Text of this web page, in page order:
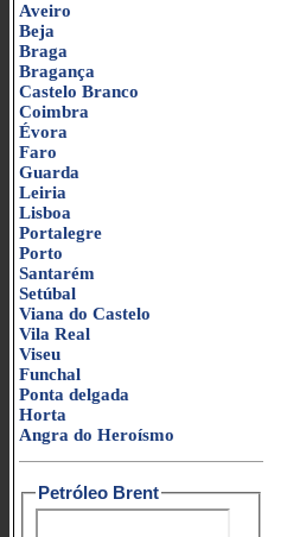
Aveiro
Beja
Braga
Bragança
Castelo Branco
Coimbra
Évora
Faro
Guarda
Leiria
Lisboa
Portalegre
Porto
Santarém
Setúbal
Viana do Castelo
Vila Real
Viseu
Funchal
Ponta delgada
Horta
Angra do Heroísmo
Petróleo Brent